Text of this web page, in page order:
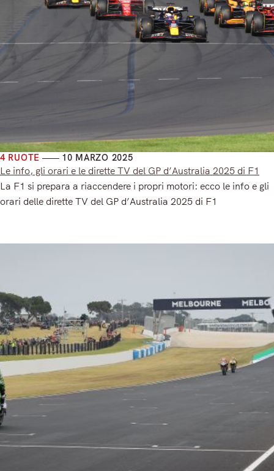
4 RUOTE 10 MARZO 2025
Le info, gli orari e le dirette TV del GP d’Australia 2025 di F1
La F1 si prepara a riaccendere i propri motori: ecco le info e gli
orari delle dirette TV del GP d’Australia 2025 di F1